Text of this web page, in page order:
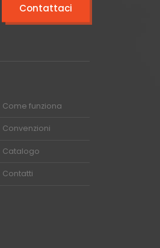
Contattaci
Come funziona
Convenzioni
Catalogo
Contatti